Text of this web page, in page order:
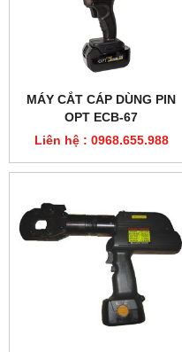
DANH MỤC SẢN PHẨM
KÌM CẮT CÁP THỦY LỰC
DÙNG PIN REC-40
Liên hệ : 0968.655.988